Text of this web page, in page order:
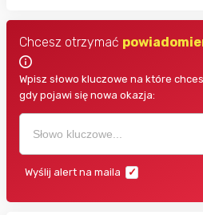
Chcesz otrzymać
Wpisz słowo kluczowe na które
gdy pojawi się nowa okazja:
Wyślij alert na maila